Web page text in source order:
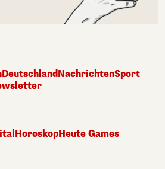
DeutschlandNachrichtenSport
HoroskopHeute Games